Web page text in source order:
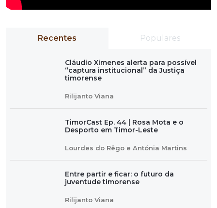
Recentes Populares
Cláudio Ximenes alerta para possível
“captura institucional” da Justiça
timorense
Rilijanto Viana
TimorCast Ep. 44 | Rosa Mota e o
Desporto em Timor-Leste
Lourdes do Rêgo e Antónia Martins
Entre partir e ficar: o futuro da
juventude timorense
Rilijanto Viana